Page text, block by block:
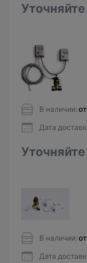
Уточняйте
В наличии:
Дата
Уточняйте
В наличии:
Дата